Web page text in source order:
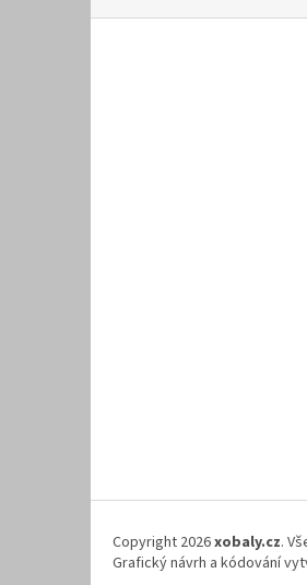
Copyright 2026xobaly.cz.
Grafický návrh a kódování